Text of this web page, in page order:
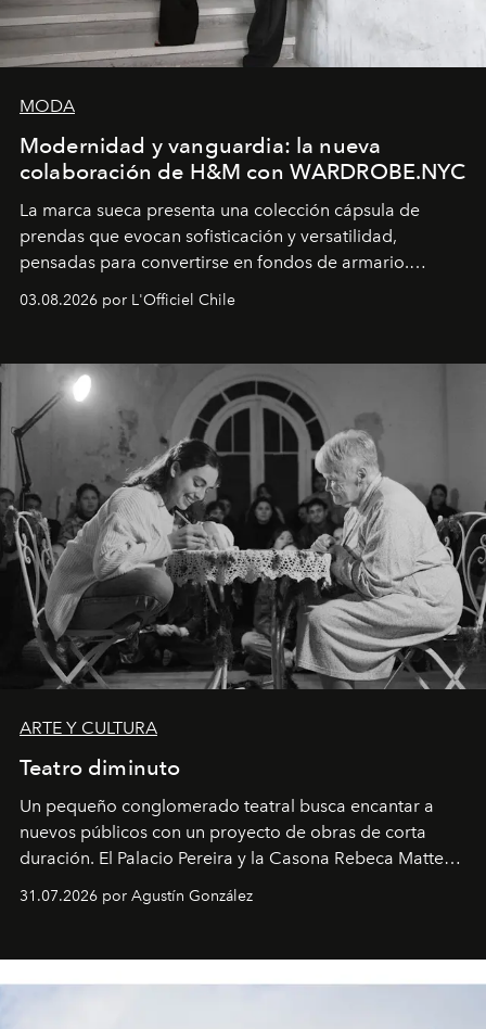
MODA
Modernidad y vanguardia: la nueva
colaboración de H&M con WARDROBE.NYC
La marca sueca presenta una colección cápsula de
prendas que evocan sofisticación y versatilidad,
pensadas para convertirse en fondos de armario.
Disponible en Chile desde el 6 de agosto.
03.08.2026 por L'Officiel Chile
ARTE Y CULTURA
Teatro diminuto
Un pequeño conglomerado teatral busca encantar a
nuevos públicos con un proyecto de obras de corta
duración. El Palacio Pereira y la Casona Rebeca Matte
son algunos de los lugares que han albergado estas
miniobras. Sus puestas en escena son limpias; ponen el
31.07.2026 por Agustín González